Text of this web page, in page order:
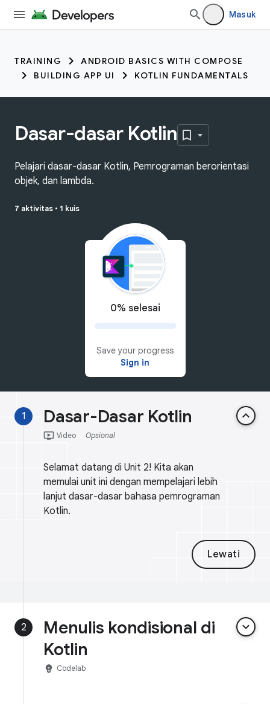
Masuk
TRAINING
ANDROID BASICS WITH COMPOSE
BUILDING APP UI
KOTLIN FUNDAMENTALS
Dasar-dasar Kotlin
Pelajari dasar-dasar Kotlin, Pemrograman berorientasi
objek, dan lambda.
7 aktivitas • 1 kuis
0% selesai
Save your progress
Sign in
1 Dasar-Dasar Kotlin keyboard_arrow_up
ondemand_video Video Opsional
Selamat datang di Unit 2! Kita akan
memulai unit ini dengan mempelajari lebih
lanjut dasar-dasar bahasa pemrograman
Kotlin.
Lewati
2
Menulis kondisional di
Kotlin
keyboard_arrow_down
emoji_objects Codelab